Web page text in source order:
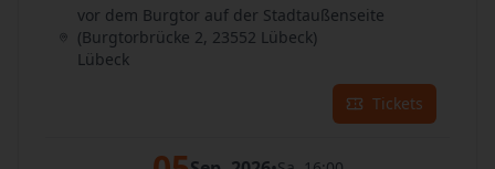
vor dem Burgtor auf der Stadtaußenseite
(Burgtorbrücke 2, 23552 Lübeck)
Lübeck
Tickets